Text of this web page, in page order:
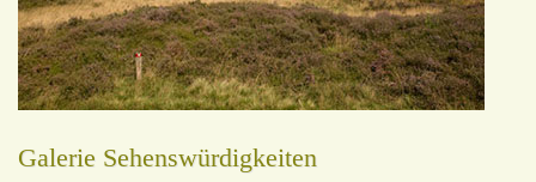
Galerie Sehenswürdigkeiten